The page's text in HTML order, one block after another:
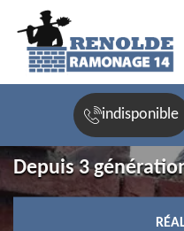
indisponible
Depuis 3